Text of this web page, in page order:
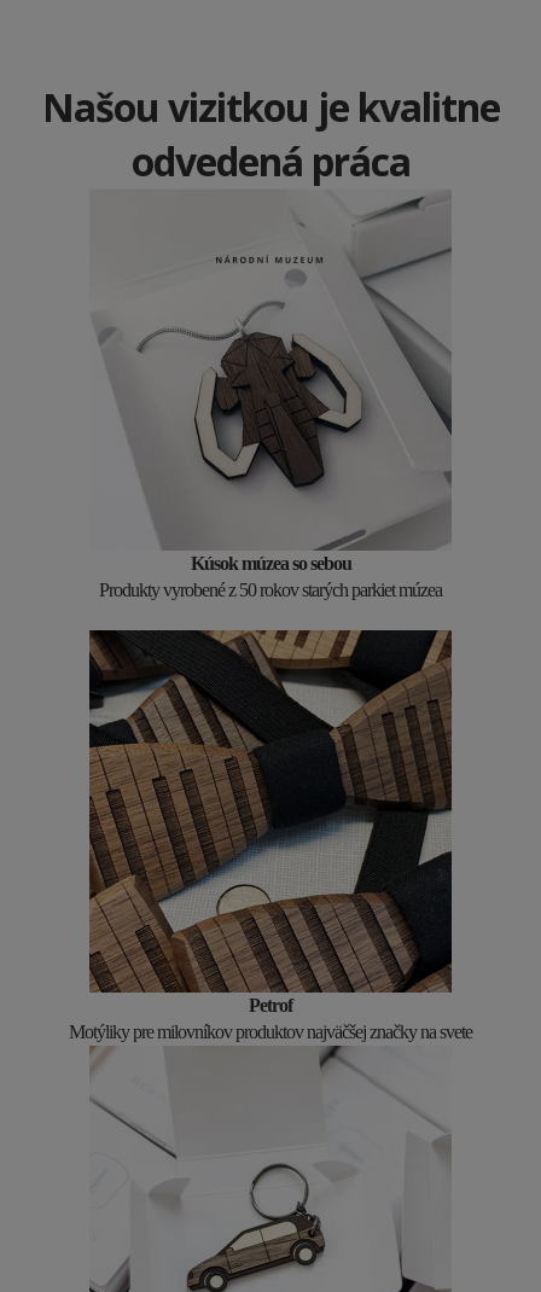
Našou vizitkou je kvalitne
odvedená práca
Kúsok múzea so sebou
Produkty vyrobené z 50 rokov starých parkiet múzea
Petrof
Motýliky pre milovníkov produktov najväčšej značky na svete